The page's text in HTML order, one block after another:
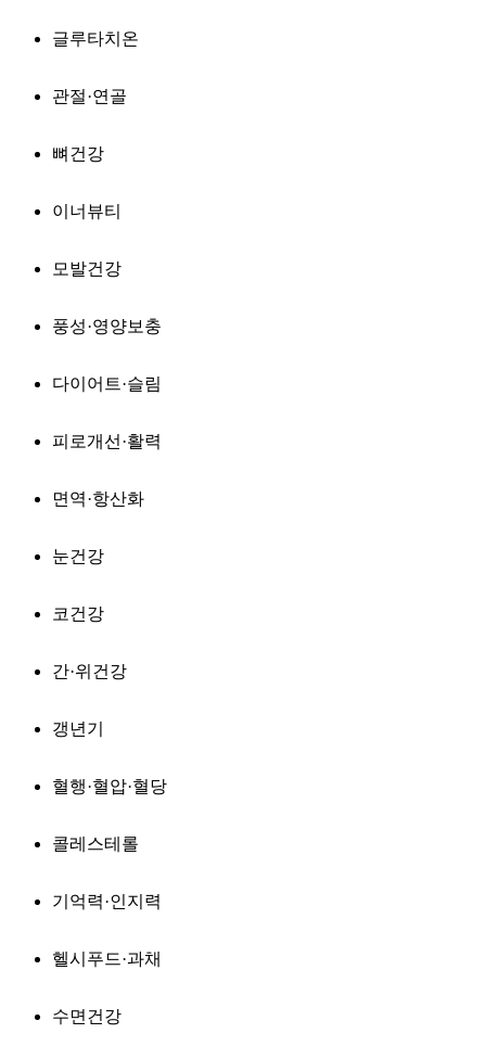
글루타치온
관절·연골
뼈건강
이너뷰티
모발건강
풍성·영양보충
다이어트·슬림
피로개선·활력
면역·항산화
눈건강
코건강
간·위건강
갱년기
혈행·혈압·혈당
콜레스테롤
기억력·인지력
헬시푸드·과채
수면건강